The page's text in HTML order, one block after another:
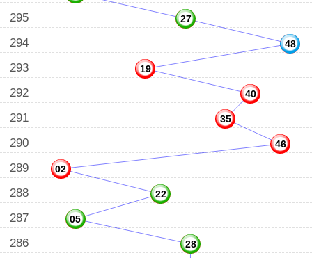
295 27
294 48
293 19
292 40
291 35
290 46
289 02
288 22
287 05
286 28